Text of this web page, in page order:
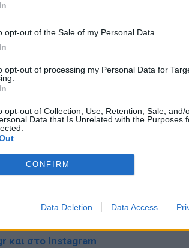
opt-out of the Sale of my Personal Data.
opt-out of processing my Personal Data for
opt-out of Collection, Use, Retention, Sale, and/
Data that Is Unrelated with the Purposes
CONFIRM
Data Deletion Data Access
στοGoogle Newsκαι μάθετε πρώτοι
νέα της ημέρας και ότι σου κάνει
και στο Instagram